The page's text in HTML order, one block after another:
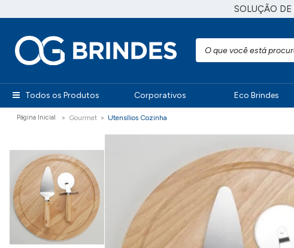
SOLUÇÃO DE
Todos os Produtos Corporativos Eco Brindes
Gourmet Utensílios Cozinha